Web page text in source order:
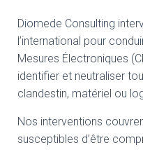
Diomede Consulting
l’international pour
Mesures Électroniques
identifier et neutraliser
clandestin, matériel ou
Nos interventions
susceptibles d’être